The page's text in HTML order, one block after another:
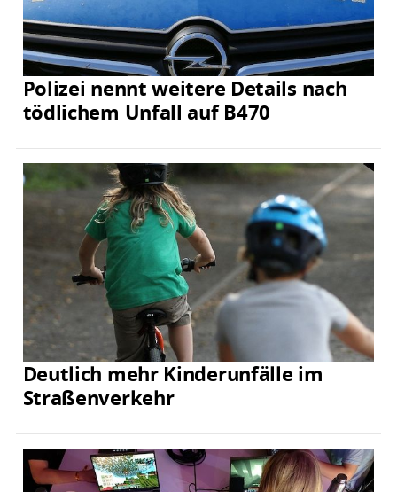
Polizei nennt weitere Details nach
tödlichem Unfall auf B470
Deutlich mehr Kinderunfälle im
Straßenverkehr